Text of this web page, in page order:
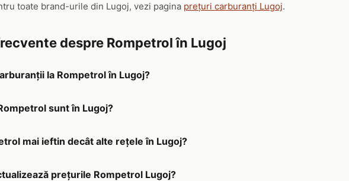
toate brand-urile din Lugoj, vezi pagina prețuri carburanți Lugoj.
despre Rompetrol în Lugoj
la Rompetrol în Lugoj?
sunt în Lugoj?
mai ieftin decât alte rețele în Lugoj?
prețurile Rompetrol Lugoj?